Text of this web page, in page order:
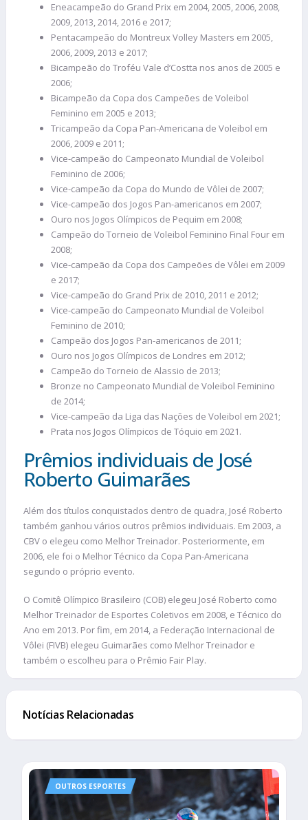
Eneacampeão do Grand Prix em 2004, 2005, 2006, 2008,
2009, 2013, 2014, 2016 e 2017;
Pentacampeão do Montreux Volley Masters em 2005,
2006, 2009, 2013 e 2017;
Bicampeão do Troféu Vale d’Costta nos anos de 2005 e
2006;
Bicampeão da Copa dos Campeões de Voleibol
Feminino em 2005 e 2013;
Tricampeão da Copa Pan-Americana de Voleibol em
2006, 2009 e 2011;
Vice-campeão do Campeonato Mundial de Voleibol
Feminino de 2006;
Vice-campeão da Copa do Mundo de Vôlei de 2007;
Vice-campeão dos Jogos Pan-americanos em 2007;
Ouro nos Jogos Olímpicos de Pequim em 2008;
Campeão do Torneio de Voleibol Feminino Final Four em
2008;
Vice-campeão da Copa dos Campeões de Vôlei em 2009
e 2017;
Vice-campeão do Grand Prix de 2010, 2011 e 2012;
Vice-campeão do Campeonato Mundial de Voleibol
Feminino de 2010;
Campeão dos Jogos Pan-americanos de 2011;
Ouro nos Jogos Olímpicos de Londres em 2012;
Campeão do Torneio de Alassio de 2013;
Bronze no Campeonato Mundial de Voleibol Feminino
de 2014;
Vice-campeão da Liga das Nações de Voleibol em 2021;
Prata nos Jogos Olímpicos de Tóquio em 2021.
Prêmios individuais de José
Roberto Guimarães
Além dos títulos conquistados dentro de quadra, José Roberto
também ganhou vários outros prêmios individuais. Em 2003, a
CBV o elegeu como Melhor Treinador. Posteriormente, em
2006, ele foi o Melhor Técnico da Copa Pan-Americana
segundo o próprio evento.
O Comitê Olímpico Brasileiro (COB) elegeu José Roberto como
Melhor Treinador de Esportes Coletivos em 2008, e Técnico do
Ano em 2013. Por fim, em 2014, a Federação Internacional de
Vôlei (FIVB) elegeu Guimarães como Melhor Treinador e
também o escolheu para o Prêmio Fair Play.
Notícias Relacionadas
OUTROS ESPORTES